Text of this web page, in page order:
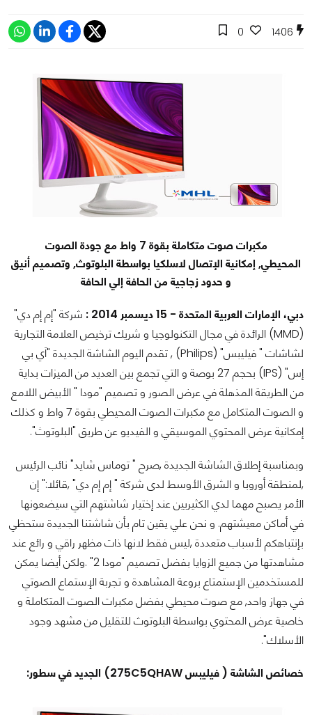
1406
0
مكبرات صوت متكاملة بقوة 7 واط مع جودة الصوت
المحيطي, إمكانية الإتصال لاسلكيا بواسطة البلوتوث, وتصميم أنيق
و حدود زجاجية من الحافة إلي الحافة
دبي، الإمارات العربية المتحدة - 15 ديسمبر 2014 :
شركة "إم إم دي"
(MMD) الرائدة في مجال التكنولوجيا و شريك ترخيص العلامة التجارية
لشاشات " فيليبس" (Philips) , تقدم اليوم الشاشة الجديدة "اَي بي
إس" (IPS) بحجم 27 بوصة و التي تجمع بين العديد من الميزات بداية
من الطريقة المذهلة في عرض الصور و تصميم "مودا " الأبيض اللامع
و الصوت المتكامل مع مكبرات الصوت المحيطي بقوة 7 واط و كذلك
إمكانية عرض المحتوي الموسيقي و الفيديو عن طريق "البلوتوث".
وبمناسبة إطلاق الشاشة الجديدة ,صرح " توماس شايد" نائب الرئيس
,لمنطقة أوروبا و الشرق الأوسط لدى شركة " إم إم دي" ,قائلا:" إن
الأمر يصبح مهما لدي الكثيريين عند إختيار شاشتهم التي سيضعونها
في أماكن معيشتهم. و نحن علي يقين تام بأن شاشتنا الجديدة ستحظي
بإنتباهكم لأسباب متعددة ,ليس فقط لانها ذات مظهر راقي و رائع عند
مشاهدتها من جميع الزوايا بفضل تصميم "مودا 2" .ولكن أيضا يمكن
للمستخدمين الإستمتاع بروعة المشاهدة و تجربة الإستماع الصوتي
في جهاز واحد, مع صوت محيطي بفضل مكبرات الصوت المتكاملة و
خاصية عرض المحتوي بواسطة البلوتوث للتقليل من مشهد وجود
الأسلاك".
خصائص الشاشة ( فيليبس 275C5QHAW) الجديد في سطور: